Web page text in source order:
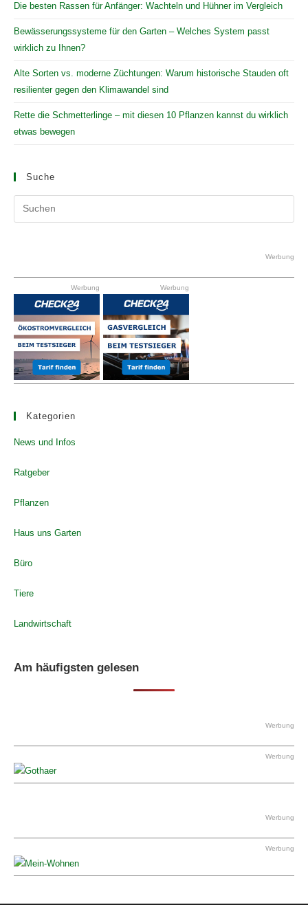
Die besten Rassen für Anfänger: Wachteln und Hühner im Vergleich
Bewässerungssysteme für den Garten – Welches System passt
wirklich zu Ihnen?
Alte Sorten vs. moderne Züchtungen: Warum historische Stauden oft
resilienter gegen den Klimawandel sind
Rette die Schmetterlinge – mit diesen 10 Pflanzen kannst du wirklich
etwas bewegen
Suche
the
Werbung
Werbung Werbung
Kategorien
News und Infos
Ratgeber
Pflanzen
Haus uns Garten
Büro
Tiere
Landwirtschaft
Am häufigsten gelesen
Werbung
Werbung
Werbung
Werbung